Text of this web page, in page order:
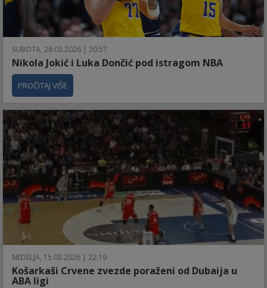
SUBOTA, 28.03.2026 | 20:57
Nikola Jokić i Luka Dončić pod istragom NBA
PROČITAJ VIŠE
NEDELJA, 15.03.2026 | 22:19
Košarkaši Crvene zvezde poraženi od Dubaija u
ABA ligi